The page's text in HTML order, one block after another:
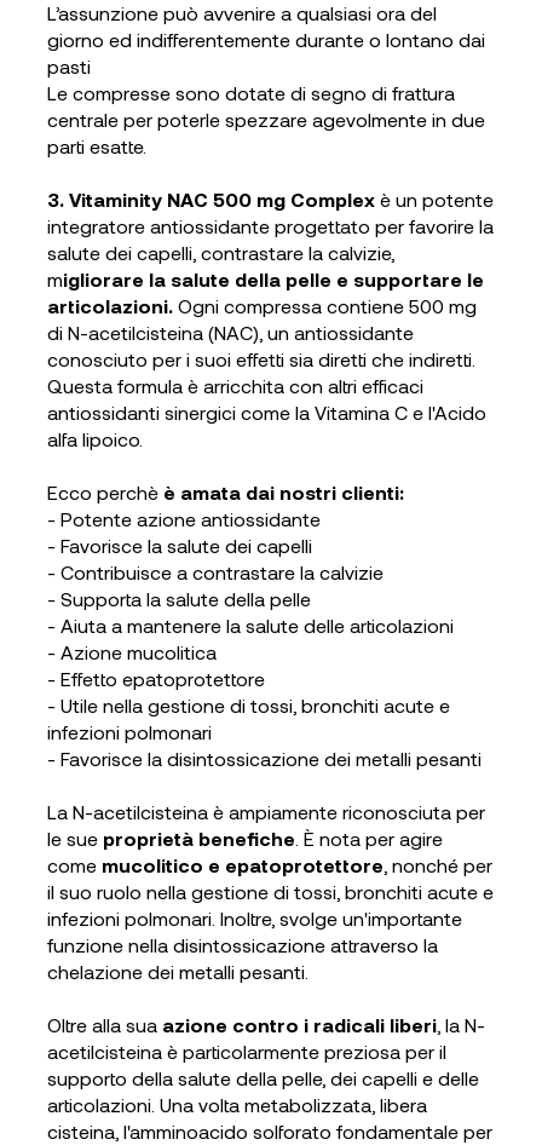
L’assunzione può avvenire a qualsiasi ora del
giorno ed indifferentemente durante o lontano dai
pasti
Le compresse sono dotate di segno di frattura
centrale per poterle spezzare agevolmente in due
parti esatte.
3. Vitaminity NAC 500 mg Complexè un potente
integratore antiossidante progettato per favorire la
salute dei capelli, contrastare la calvizie,
migliorare la salute della pelle e supportare le
articolazioni.Ogni compressa contiene 500 mg
di N-acetilcisteina (NAC), un antiossidante
conosciuto per i suoi effetti sia diretti che indiretti.
Questa formula è arricchita con altri efficaci
antiossidanti sinergici come la Vitamina C e l'Acido
alfa lipoico.
Ecco perchè è amata dai nostri clienti:
- Potente azione antiossidante
- Favorisce la salute dei capelli
- Contribuisce a contrastare la calvizie
- Supporta la salute della pelle
- Aiuta a mantenere la salute delle articolazioni
- Azione mucolitica
- Effetto epatoprotettore
- Utile nella gestione di tossi, bronchiti acute e
infezioni polmonari
- Favorisce la disintossicazione dei metalli pesanti
La N-acetilcisteina è ampiamente riconosciuta per
le sue proprietà benefiche . È nota per agire
come mucolitico e epatoprotettore , nonché per
il suo ruolo nella gestione di tossi, bronchiti acute e
infezioni polmonari. Inoltre, svolge un'importante
funzione nella disintossicazione attraverso la
chelazione dei metalli pesanti.
Oltre alla sua azione contro i radicali liberi, la N-
acetilcisteina è particolarmente preziosa per il
supporto della salute della pelle, dei capelli e delle
articolazioni. Una volta metabolizzata, libera
cisteina, l'amminoacido solforato fondamentale per